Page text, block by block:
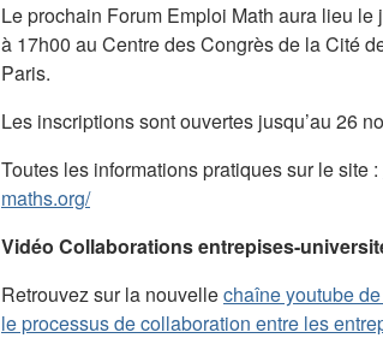
Le prochain Forum Emploi Math aura lieu
à 17h00 au Centre des Congrès de la Cité
Paris.
Les inscriptions sont ouvertes jusqu’au 26
Toutes les informations pratiques sur le site :
maths.org/
Vidéo Collaborations entrepises-
Retrouvez sur la nouvellechaîne youtube
le processus de collaboration entre les